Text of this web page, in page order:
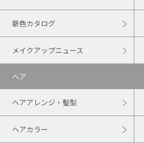
新色カタログ
メイクアップニュース
ヘア
ヘアアレンジ・髪型
ヘアカラー